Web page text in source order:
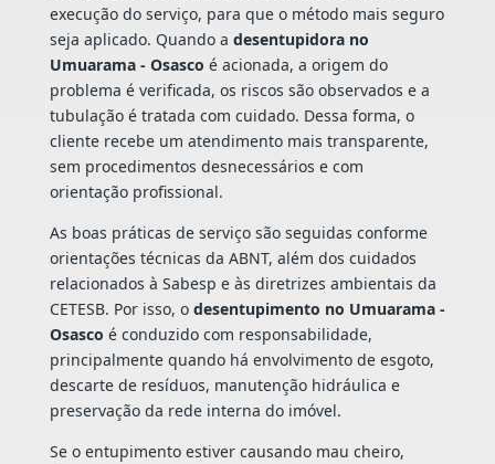
execução do serviço, para que o método mais seguro
seja aplicado. Quando a desentupidora no
Umuarama - Osasco é acionada, a origem do
problema é verificada, os riscos são observados e a
tubulação é tratada com cuidado. Dessa forma, o
cliente recebe um atendimento mais transparente,
sem procedimentos desnecessários e com
orientação profissional.
As boas práticas de serviço são seguidas conforme
orientações técnicas da ABNT, além dos cuidados
relacionados à Sabesp e às diretrizes ambientais da
CETESB. Por isso, o desentupimento no Umuarama -
Osasco é conduzido com responsabilidade,
principalmente quando há envolvimento de esgoto,
descarte de resíduos, manutenção hidráulica e
preservação da rede interna do imóvel.
Se o entupimento estiver causando mau cheiro,